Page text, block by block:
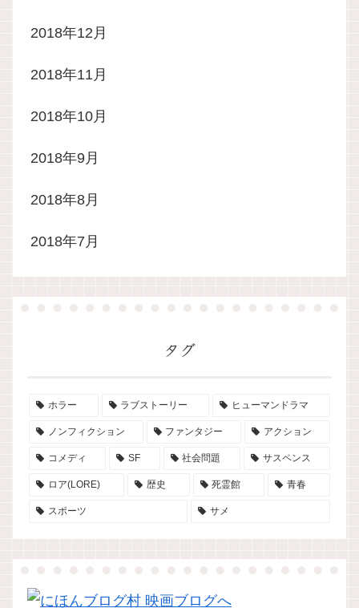
2018年12月
2018年11月
2018年10月
2018年9月
2018年8月
2018年7月
タグ
ホラー ラブストーリー ヒューマンドラマ
ノンフィクション ファンタジー アクション
コメディ SF 社会問題 サスペンス
ロア(LORE) 歴史 死霊館 青春
スポーツ サメ